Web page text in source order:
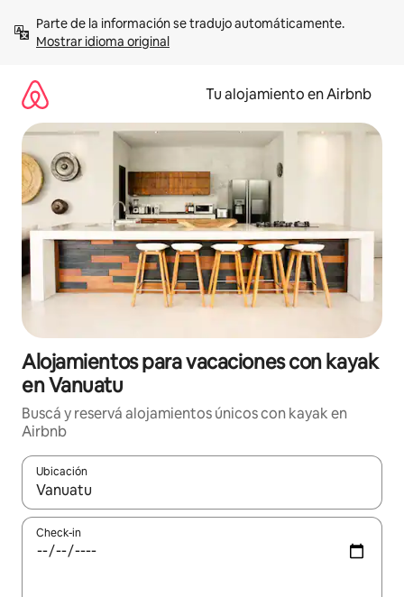
contenidoMostrar idioma original
Tu alojamiento en Airbnb
Alojamientos para vacaciones con kayak
en Vanuatu
Buscá y reservá alojamientos únicos con kayak en
Airbnb
Ubicación
Cuando los resultados estén disponibles, navegá con las
Check-in